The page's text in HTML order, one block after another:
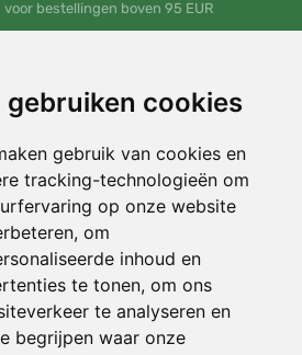
gebruiken cookies
gebruik van cookies en
tracking-technologieën om
op onze website
om
inhoud en
te tonen, om ons
te analyseren en
begrijpen waar onze
bestellingen boven 95 EUR
retourneren
op elk gewenst moment binnen 90
of ruilen
planten we een boom! Lees meer Over